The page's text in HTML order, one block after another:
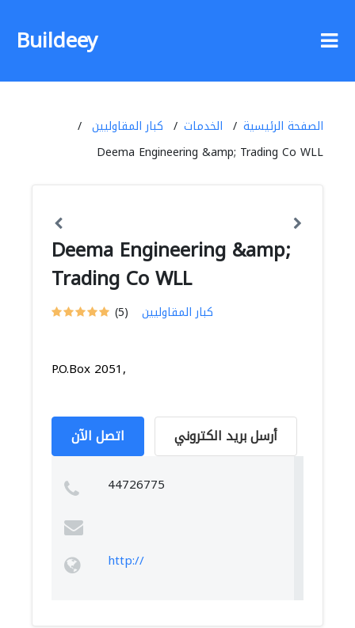
Buildeey
الصفحة الرئيسية الخدمات
كبار المقاوليين
Deema Engineering &amp; Trading Co WLL
Deema Engineering &amp;
Trading Co WLL
(5) كبار المقاوليين
P.O.Box 2051,
اتصل الآن أرسل بريد الكتروني
44726775
http://